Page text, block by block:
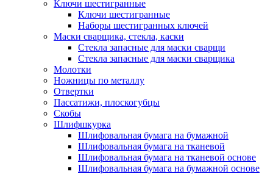
Ключи шестигранные
Ключи шестигранные
Наборы шестигранных ключей
Маски сварщика, стекла, каски
Стекла запасные для маски сварщи
Стекла запасные для маски сварщика
Молотки
Ножницы по металлу
Отвертки
Пассатижи, плоскогубцы
Скобы
Шлифшкурка
Шлифовальная бумага на бумажной
Шлифовальная бумага на тканевой
Шлифовальная бумага на тканевой основе
Шлифовальная бумага на бумажной основе